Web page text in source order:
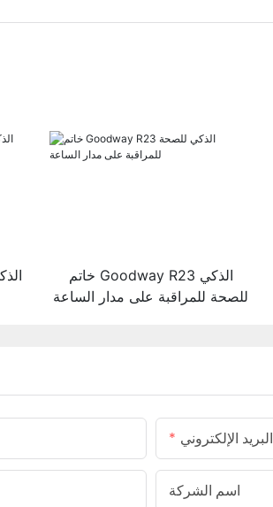
خاتم Goodway R23 الذكي
للصحة للمراقبة على مدار الساعة
البريد الإلكتروني
اسم الشركة